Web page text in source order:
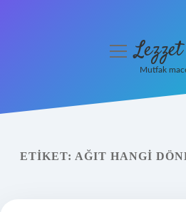
Yasal Uyarı
menüyü
Mutfak
ETIKET: AĞIT HANGI